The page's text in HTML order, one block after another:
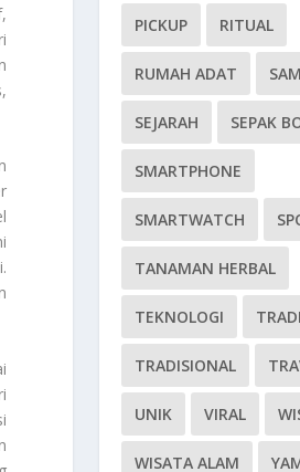
PICKUP RITUAL
RUMAH ADAT
SEJARAH SEPAK
SMARTPHONE
SMARTWATCH
TANAMAN HERBAL
TEKNOLOGI
TRADISIONAL
UNIK VIRAL
WISATA ALAM